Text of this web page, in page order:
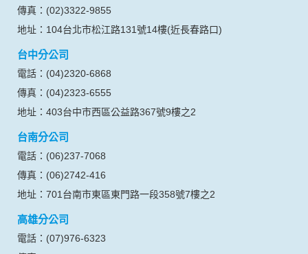
傳真：(02)3322-9855
地址：104台北市松江路131號14樓(近長春路口)
台中分公司
電話：(04)2320-6868
傳真：(04)2323-6555
地址：403台中市西區公益路367號9樓之2
台南分公司
電話：(06)237-7068
傳真：(06)2742-416
地址：701台南市東區東門路一段358號7樓之2
高雄分公司
電話：(07)976-6323